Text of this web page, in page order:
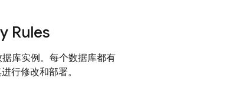
Rules
库实例。每个数据库都有
行修改和部署。